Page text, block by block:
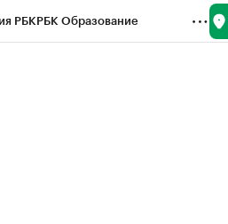
РБКРБК Образование